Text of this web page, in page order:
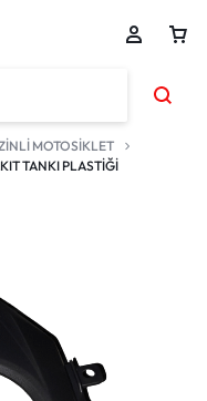
MOTOSİKLET
TANKI PLASTİĞİ